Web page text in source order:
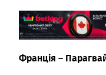
Франція –